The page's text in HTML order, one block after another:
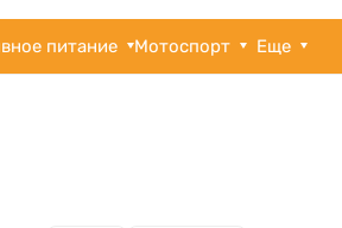
питание Мотоспорт Еще